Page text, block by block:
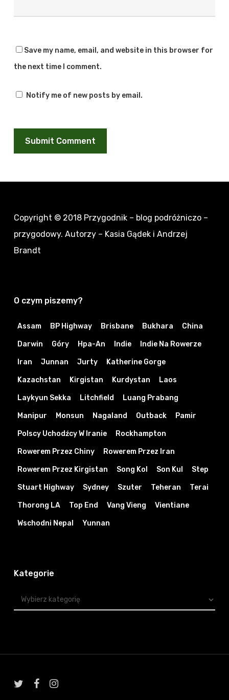
Save my name, email, and website in this browser for
the next time I comment.
Notify me of new posts by email.
Copyright © 2018 Przygodnik – blog podróżniczo –
przygodowy. Autorzy – Kasia Gądek i Andrzej
Brandt
O czym piszemy?
Assam BP Highway Brisbane Bukhara China
Darwin Góry Hpa-An Indie Indie Na Rowerze
Iran Junnan Jurty Katherine Gorge
Kazachstan Kirgistan Kurdystan Laos
Laykyun Sekka Litchfield Luang Prabang
Manipur Monsun Nagaland Outback Pamir
Polscy Uchodźcy W Iranie Rockhampton
Rowerem Przez Chiny Rowerem Przez Iran
Rowerem Przez Kirgistan Song Kol Son Kul Step
Stuart Highway Sydney Szuter Teheran Terai
Thorong LA Top End Vang Vieng Vientiane
Wschodni Nepal Yunnan
Kategorie
Kategorie
twitterfacebookinstagram